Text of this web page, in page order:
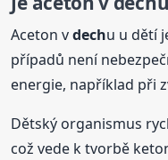
Aceton vdechu u dětí
případů není
energie, například při
Dětský organismus
což vede k tvorbě